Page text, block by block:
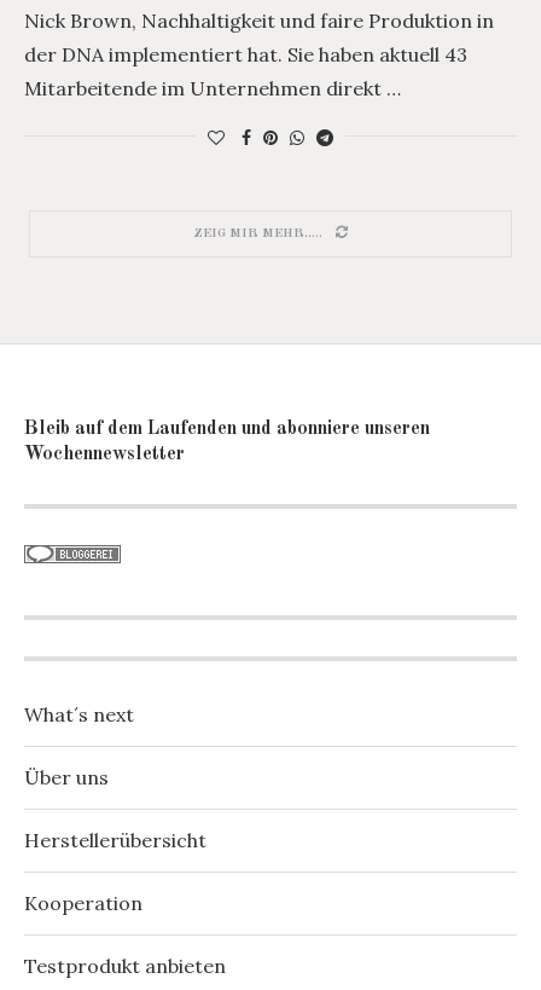
Nick Brown, Nachhaltigkeit und faire Produktion in
der DNA implementiert hat. Sie haben aktuell 43
Mitarbeitende im Unternehmen direkt …
ZEIG MIR MEHR.....
Bleib auf dem Laufenden und abonniere unseren
Wochennewsletter
What´s next
Über uns
Herstellerübersicht
Kooperation
Testprodukt anbieten